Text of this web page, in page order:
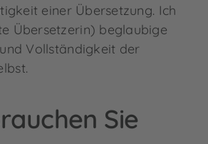
einer Übersetzung. Ich
Übersetzerin) beglaubige
Vollständigkeit der
Sie